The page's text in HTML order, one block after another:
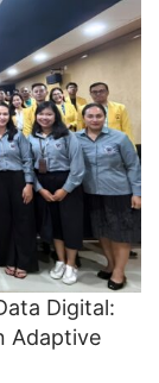
Digital:
Adaptive